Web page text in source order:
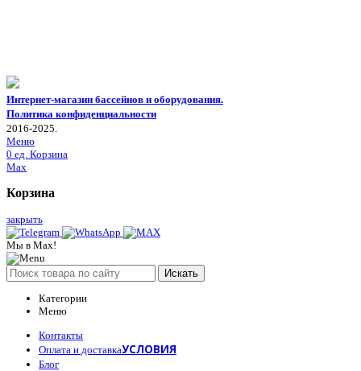
Интернет-магазин бассейнов и оборудования.
Политика конфиденциальности
2016-2025.
Меню
0 ед. Корзина
Max
Корзина
закрыть
Мы в Max!
Искать
Категории
Меню
Контакты
Оплата и доставкаУСЛОВИЯ
Блог